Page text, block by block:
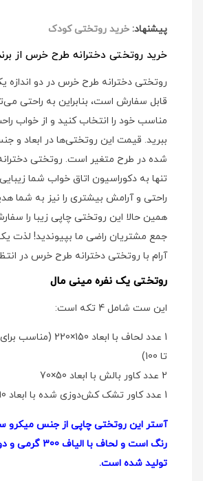
پیشنهاد: خرید روتختی کودک
خرید روتختی دخترانه طرح خرس از
روتختی دخترانه طرح خرس در دو اندازه
قابل سفارش است، بنابراین به راحتی
مناسب خود را انتخاب کنید و از خواب
ببرید. قیمت این روتختی‌ها در ابعاد و
شده در طرح متغیر است. روتختی
تنها به دکوراسیون اتاق خواب شما
راحتی و آرامش بیشتری را نیز به شما
همین حالا این روتختی چاپی زیبا را
جمع مشتریان راضی ما بپیوندید! لذت
آرام با روتختی دخترانه طرح خرس در
روتختی یک نفره مینی مال
این ست شامل 4 تکه است:
تا 100)
2 عدد کاور بالش با ابعاد 50×70
1 عدد کاور تشک کش‌دوزی شده با ابعاد 25x200x90
آستر این روتختی چاپی از جنس میکرو
رنگ است و لحاف با
تولید شده است.